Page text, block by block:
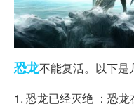
恐龙不能复活。以下是
1. 恐龙已经灭绝 ：恐